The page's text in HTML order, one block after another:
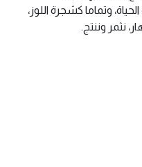
وتماما كشجرة اللوز،
نثمر وننتج.